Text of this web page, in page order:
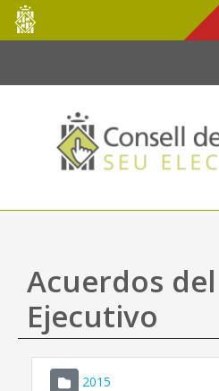
Saltar al contenido principal
Consell
de
Mallorca
Acuerdos
Ejecutivo
2015